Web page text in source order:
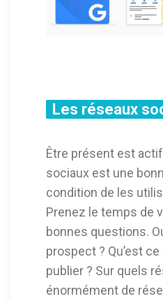
Les réseaux
Être présent est
sociaux est une
condition de les
Prenez le temps de
bonnes questions.
prospect ? Qu’est
publier ? Sur quels
énormément de